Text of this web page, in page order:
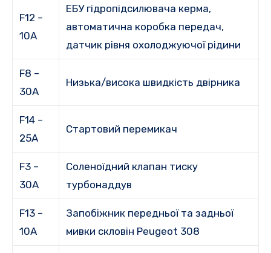
F12 –
10А
ЕБУ гідропідсилювача керма,
автоматична коробка передач,
датчик рівня охолоджуючої рідини
F8 –
30А
Низька/висока швидкість двірника
F14 –
25A
Стартовий перемикач
F3 –
30А
Соленоїдний клапан тиску
турбонаддув
F13 –
10А
Запобіжник передньої та задньої
мивки скловін Peugeot 308